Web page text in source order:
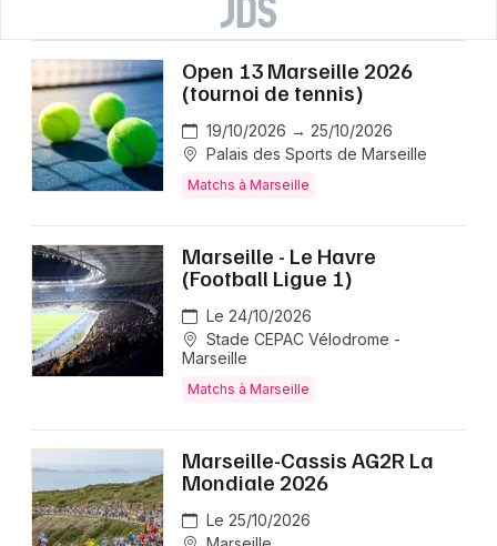
Open 13 Marseille 2026
(tournoi de tennis)
19/10/2026 → 25/10/2026
Palais des Sports de Marseille
Matchs à Marseille
Marseille - Le Havre
(Football Ligue 1)
Le 24/10/2026
Stade CEPAC Vélodrome -
Marseille
Matchs à Marseille
Marseille-Cassis AG2R La
Mondiale 2026
Le 25/10/2026